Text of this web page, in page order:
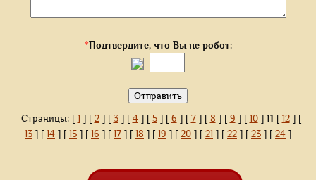
*Подтвердите, что Вы не робот:
Страницы: [ 1 ] [ 2] [ 3] [ 4] [ 5] [ 6 ] [ 7] [ 8 ] [ 9 ] [ 10] 11 [ 12] [
13 ] [ 14 ] [ 15 ] [ 16 ] [ 17 ] [ 18 ] [ 19 ] [ 20 ] [ 21 ] [ 22 ] [ 23 ] [ 24 ]